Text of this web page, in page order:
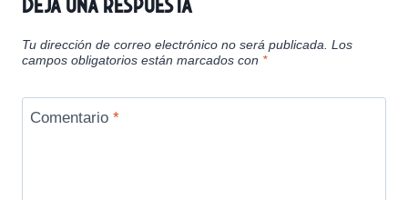
Deja una respuesta
Tu dirección de correo electrónico no será publicada. Los
campos obligatorios están marcados con *
Comentario *